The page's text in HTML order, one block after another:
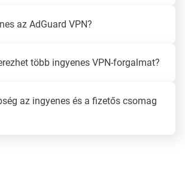
az AdGuard VPN?
több ingyenes VPN-forgalmat?
az ingyenes és a fizetős csomag